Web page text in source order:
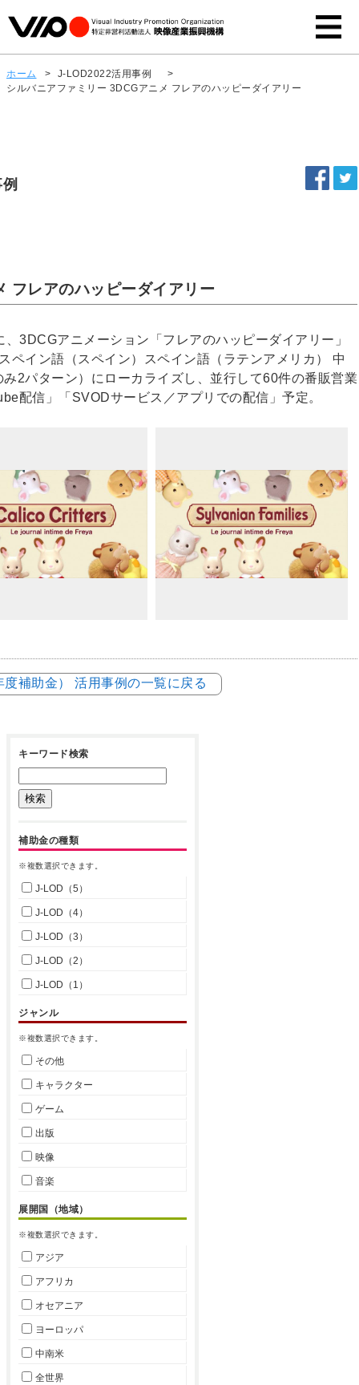
ホーム > J-LOD2022活用事例
>
シルバニアファミリー 3DCGアニメ フレアのハッピーダイアリー
フレアのハッピーダイアリー
3DCGアニメーション「フレアのハッピーダイアリー」
ペイン語（スペイン）スペイン語（ラテンアメリカ） 中
2パターン）にローカライズし、並行して60件の番販営業
配信」「SVODサービス／アプリでの配信」予定。
補助金） 活用事例の一覧に戻る
キーワード検索
補助金の種類
※複数選択できます。
J-LOD（5）
J-LOD（4）
J-LOD（3）
J-LOD（2）
J-LOD（1）
ジャンル
※複数選択できます。
その他
キャラクター
ゲーム
出版
映像
音楽
展開国（地域）
※複数選択できます。
アジア
アフリカ
オセアニア
ヨーロッパ
中南米
全世界